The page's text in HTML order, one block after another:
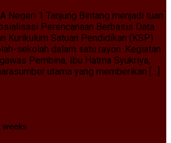
Negeri 1 Tanjung Bintang menjadi tuan
Perencanaan Berbasis Data
Kurikulum Satuan Pendidikan (KSP)
sekolah dalam satu rayon. Kegiatan
Pembina, Ibu Hatma Syukriya,
utama yang memberikan […]